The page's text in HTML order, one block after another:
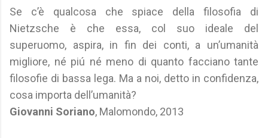
Se c’è qualcosa che spiace della filosofia di
Nietzsche è che essa, col suo ideale del
superuomo, aspira, in fin dei conti, a un’umanità
migliore, né piú né meno di quanto facciano tante
filosofie di bassa lega. Ma a noi, detto in confidenza,
cosa importa dell’umanità?
Giovanni Soriano, Malomondo, 2013